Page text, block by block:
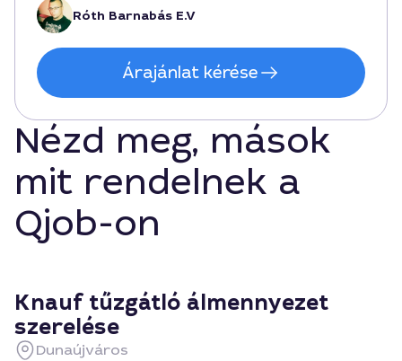
Róth Barnabás E.V
Árajánlat kérése
Nézd meg, mások
mit rendelnek a
Qjob-on
Knauf tűzgátló álmennyezet
szerelése
Dunaújváros